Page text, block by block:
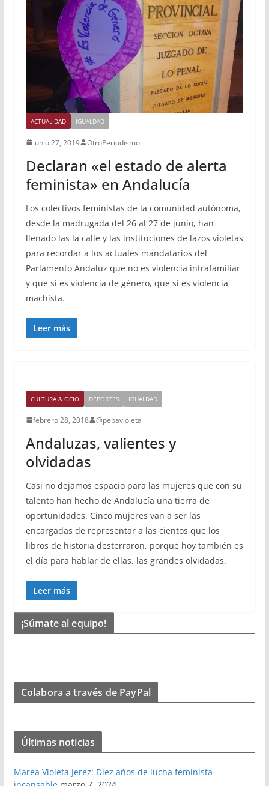
ACTUALIDAD IGUALDAD
junio 27, 2019 OtroPeriodismo
Declaran «el estado de alerta
feminista» en Andalucía
Los colectivos feministas de la comunidad autónoma,
desde la madrugada del 26 al 27 de junio, han
llenado las la calle y las instituciones de lazos violetas
para recordar a los actuales mandatarios del
Parlamento Andaluz que no es violencia intrafamiliar
y que sí es violencia de género, que sí es violencia
machista.
Leer más
CULTURA & OCIO DEPORTES IGUALDAD
febrero 28, 2018 @pepavioleta
Andaluzas, valientes y
olvidadas
Casi no dejamos espacio para las mujeres que con su
talento han hecho de Andalucía una tierra de
oportunidades. Cinco mujeres van a ser las
encargadas de representar a las cientos que los
libros de historia desterraron, porque hoy también es
el día para hablar de ellas, las grandes olvidadas.
Leer más
¡Súmate al equipo!
Colabora a través de PayPal
Últimas noticias
Marea Violeta Jerez: Diez años de lucha feminista